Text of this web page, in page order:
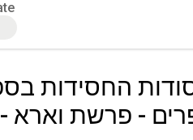
החסידות
- פרשת וארא -